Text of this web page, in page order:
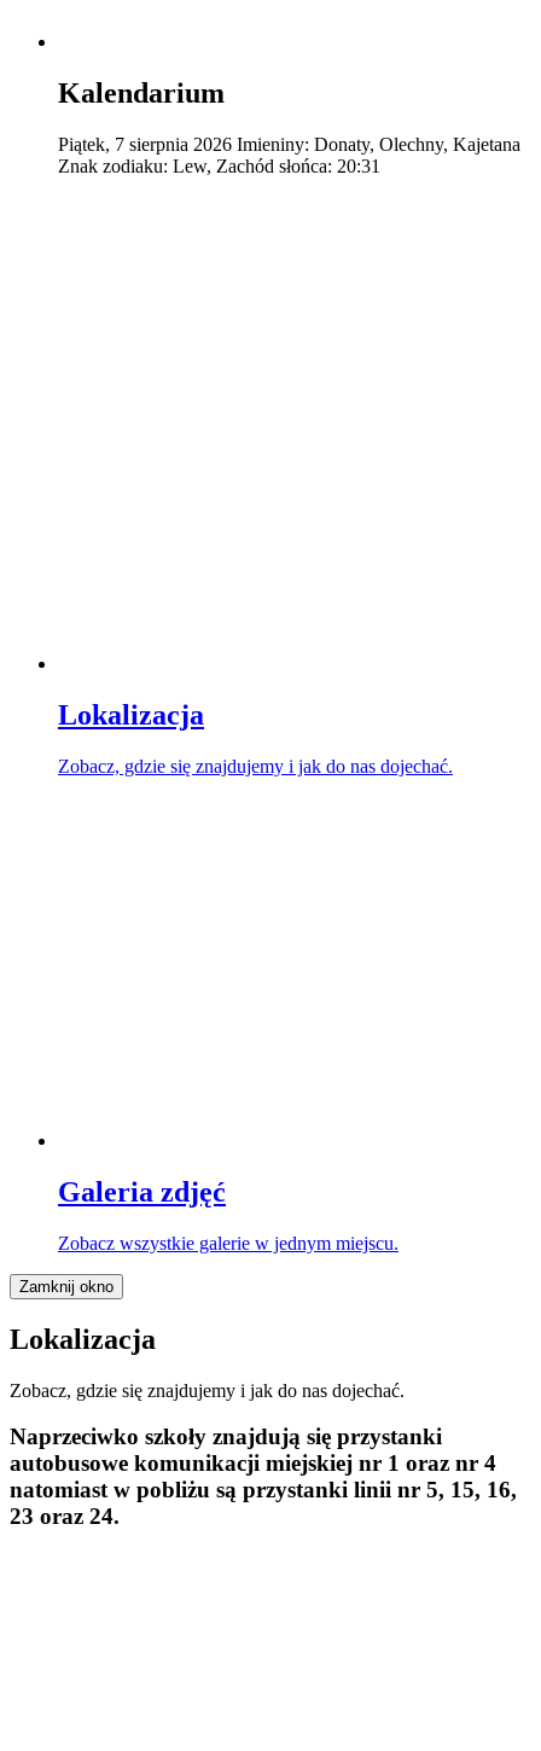
Kalendarium
Piątek, 7 sierpnia 2026 Imieniny: Donaty, Olechny, Kajetana
Znak zodiaku: Lew, Zachód słońca: 20:31
Lokalizacja
Zobacz, gdzie się znajdujemy i jak do nas dojechać.
Galeria zdjęć
Zobacz wszystkie galerie w jednym miejscu.
Zamknij okno
Lokalizacja
Zobacz, gdzie się znajdujemy i jak do nas dojechać.
Naprzeciwko szkoły znajdują się przystanki
autobusowe komunikacji miejskiej nr 1 oraz nr 4
natomiast w pobliżu są przystanki linii nr 5, 15, 16,
23 oraz 24.